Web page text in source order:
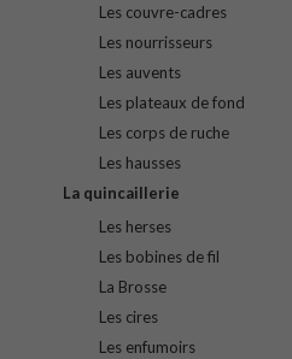
Les couvre-cadres
Les nourrisseurs
Les auvents
Les plateaux de fond
Les corps de ruche
Les hausses
La quincaillerie
Les herses
Les bobines de fil
La Brosse
Les cires
Les enfumoirs